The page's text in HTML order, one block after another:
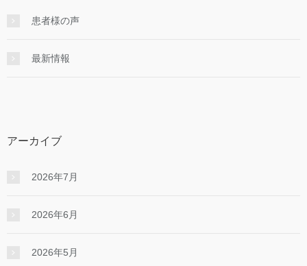
患者様の声
最新情報
アーカイブ
2026年7月
2026年6月
2026年5月